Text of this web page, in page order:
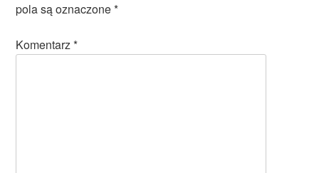
pola są oznaczone*
Komentarz*